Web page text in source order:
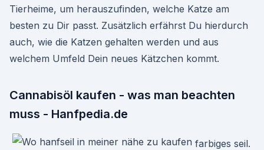
Tierheime, um herauszufinden, welche Katze am
besten zu Dir passt. Zusätzlich erfährst Du hierdurch
auch, wie die Katzen gehalten werden und aus
welchem Umfeld Dein neues Kätzchen kommt.
Cannabisöl kaufen - was man beachten
muss - Hanfpedia.de
farbiges seil.